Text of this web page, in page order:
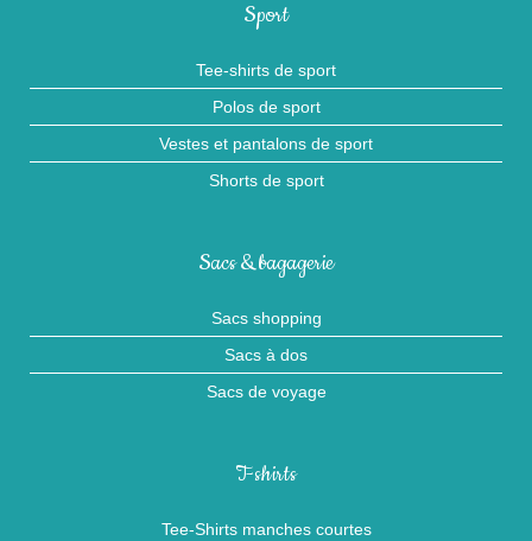
Sport
Tee-shirts de sport
Polos de sport
Vestes et pantalons de sport
Shorts de sport
Sacs & bagagerie
Sacs shopping
Sacs à dos
Sacs de voyage
T-shirts
Tee-Shirts manches courtes